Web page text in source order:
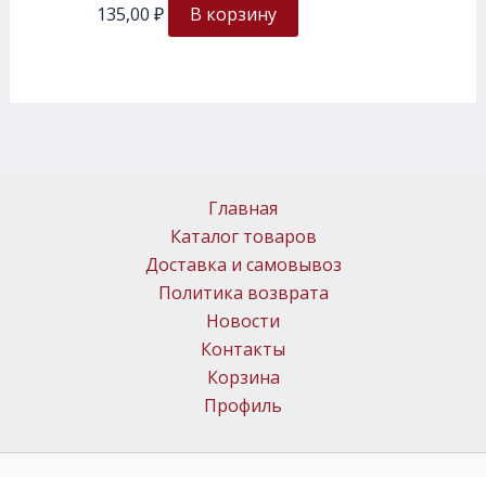
135,00 ₽ В корзину
Главная
Каталог товаров
Доставка и самовывоз
Политика возврата
Новости
Контакты
Корзина
Профиль